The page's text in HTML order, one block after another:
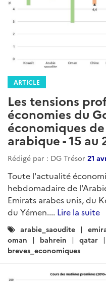
ARTICLE
Les tensions
économies du
économiques
arabique - 15 au
Rédigé par : DG Trésor 21
Toute l'actualité
hebdomadaire de
Emirats arabes unis, du
du Yémen.... Lire la suite
Catégories
:
arabie_saoudite
oman
bahrein qatar
breves_economiques